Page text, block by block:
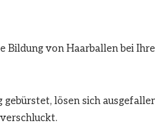
Bildung von Haarballen bei
lösen sich